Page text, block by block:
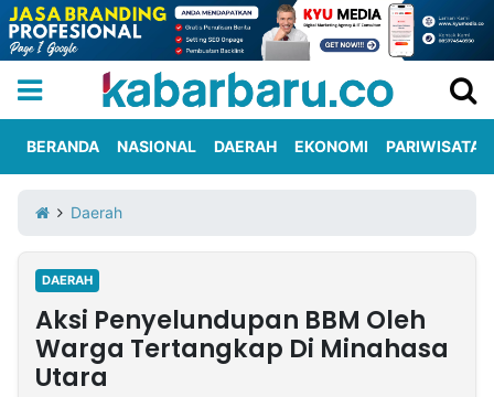
Iklan
Berita
Kami
Nasional
International
Olahraga
Entertainment
Daerah
Pariwisata
Kuliner
Kolom
BERANDA NASIONAL DAERAH EKONOMI PARIWISATA
Daerah
DAERAH
Aksi Penyelundupan BBM Oleh
Warga Tertangkap Di Minahasa
Utara